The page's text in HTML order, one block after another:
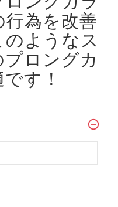
為を改善
のようなス
ロングカ
す！